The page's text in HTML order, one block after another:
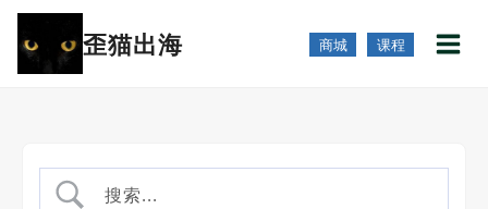
歪猫出海 商城 课程